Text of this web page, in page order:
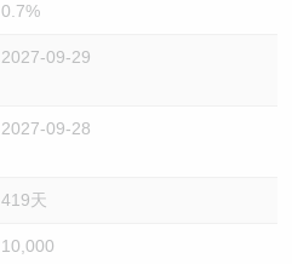
0.7%
2027-09-29
2027-09-28
419天
10,000